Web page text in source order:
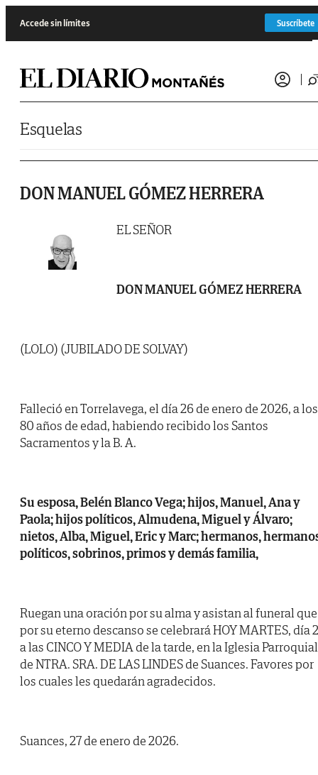
Accede sin límites Suscríbete
Esquelas
DON MANUEL GÓMEZ HERRERA
EL SEÑOR
DON MANUEL GÓMEZ HERRERA
(LOLO) (JUBILADO DE SOLVAY)
Falleció en Torrelavega, el día 26 de enero de 2026, a los
80 años de edad, habiendo recibido los Santos
Sacramentos y la B. A.
Su esposa, Belén Blanco Vega; hijos, Manuel, Ana y
Paola; hijos políticos, Almudena, Miguel y Álvaro;
nietos, Alba, Miguel, Eric y Marc; hermanos,
políticos, sobrinos, primos y demás familia,
Ruegan una oración por su alma y asistan al funeral que
por su eterno descanso se celebrará HOY MARTES, día
a las CINCO Y MEDIA de la tarde, en la Iglesia Parroquial
de NTRA. SRA. DE LAS LINDES de Suances. Favores por
los cuales les quedarán agradecidos.
Suances, 27 de enero de 2026.